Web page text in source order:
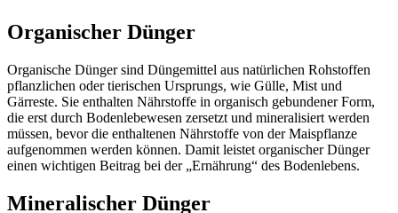
Organischer Dünger
Organische Dünger sind Düngemittel aus natürlichen Rohstoffen
pflanzlichen oder tierischen Ursprungs, wie Gülle, Mist und
Gärreste. Sie enthalten Nährstoffe in organisch gebundener Form,
die erst durch Bodenlebewesen zersetzt und mineralisiert werden
müssen, bevor die enthaltenen Nährstoffe von der Maispflanze
aufgenommen werden können. Damit leistet organischer Dünger
einen wichtigen Beitrag bei der „Ernährung“ des Bodenlebens.
Mineralischer Dünger